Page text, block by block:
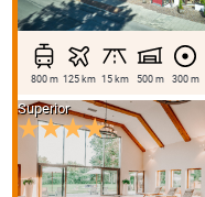
800 m 125 km 15 km 500 m 300 m
Superior